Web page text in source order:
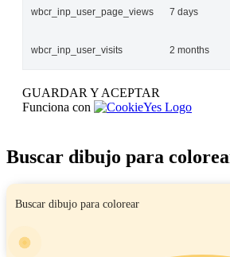
wbcr_inp_user_page_views 7 days
wbcr_inp_user_visits 2 months
GUARDAR Y ACEPTAR
Funciona con
Buscar dibujo para